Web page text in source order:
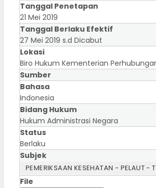
Tanggal Penetapan
21 Mei 2019
Tanggal Berlaku Efektif
27 Mei 2019 s.d Dicabut
Lokasi
Biro Hukum Kementerian
Sumber
Bahasa
Indonesia
Bidang Hukum
Hukum Administrasi Negara
Status
Berlaku
Subjek
PEMERIKSAAN KESEHATAN - PELAUT -
File